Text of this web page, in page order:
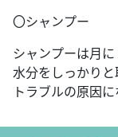
〇シャンプー
シャンプーは月
水分をしっかり
トラブルの原因